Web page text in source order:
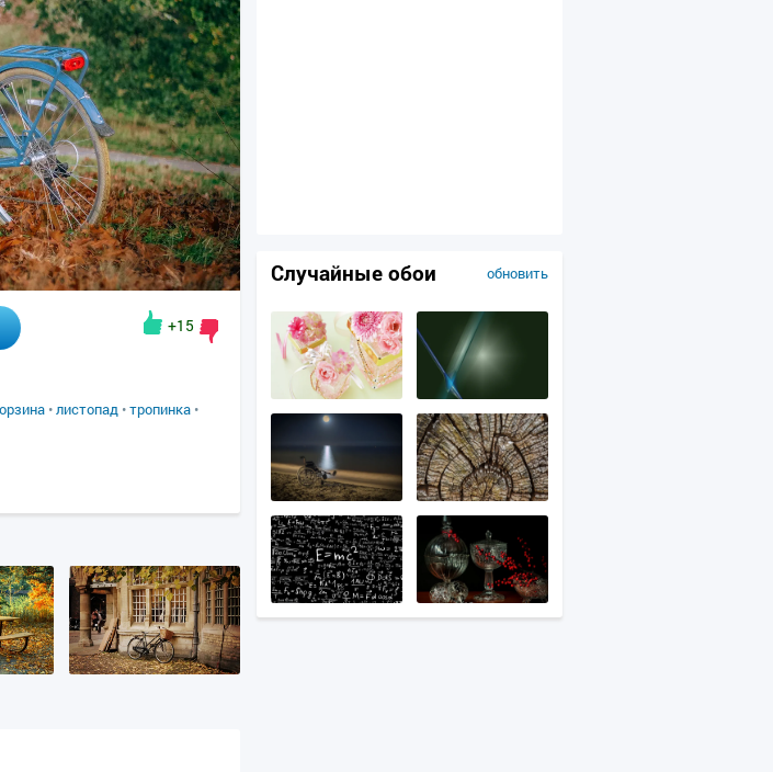
+15
•листопад •тропинка •
обновить
Случайные обои